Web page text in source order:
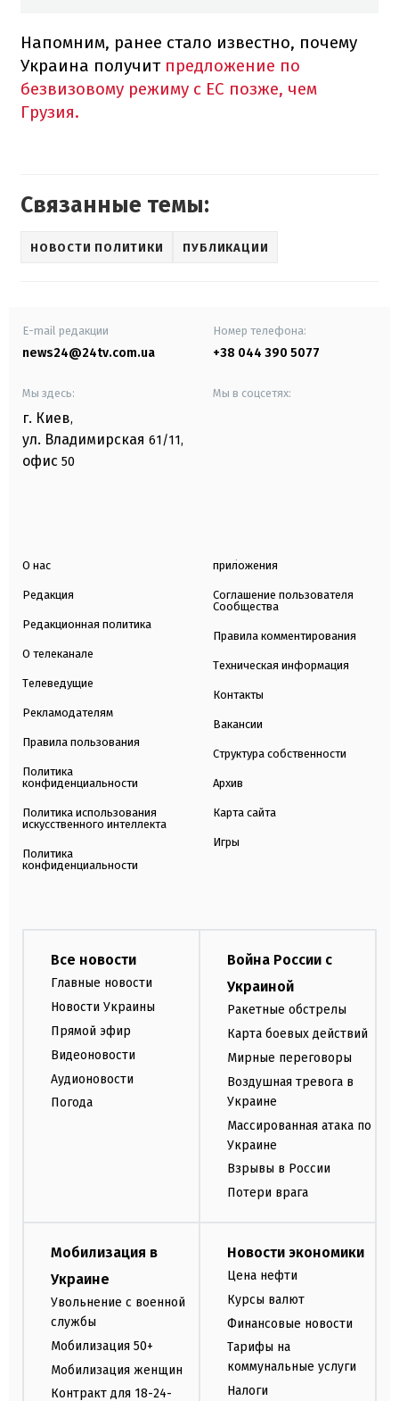
Напомним, ранее стало известно, почему
Украина получит предложение по
безвизовому режиму с ЕС позже, чем
Грузия.
Связанные темы:
НОВОСТИ ПОЛИТИКИ ПУБЛИКАЦИИ
E-mail редакции
news24@24tv.com.ua
Номер телефона:
+38 044 390 5077
Мы здесь:
г. Киев,
ул. Владимирская 61/11,
офис 50
Мы в соцсетях:
О нас
Редакция
Редакционная политика
О телеканале
Телеведущие
Рекламодателям
Правила пользования
Политика
конфиденциальности
Политика использования
искусственного интеллекта
Политика
конфиденциальности
приложения
Соглашение пользователя
Сообщества
Правила комментирования
Техническая информация
Контакты
Вакансии
Структура собственности
Архив
Карта сайта
Игры
Все новости
Главные новости
Новости Украины
Прямой эфир
Видеоновости
Аудионовости
Погода
Война России с
Украиной
Ракетные обстрелы
Карта боевых действий
Мирные переговоры
Воздушная тревога в
Украине
Массированная атака по
Украине
Взрывы в России
Потери врага
Мобилизация в
Украине
Увольнение с военной
службы
Мобилизация 50+
Мобилизация женщин
Контракт для 18-24-
Новости экономики
Цена нефти
Курсы валют
Финансовые новости
Тарифы на
коммунальные услуги
Налоги